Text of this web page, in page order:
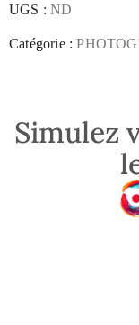
UGS :ND
Catégorie :
Simulez